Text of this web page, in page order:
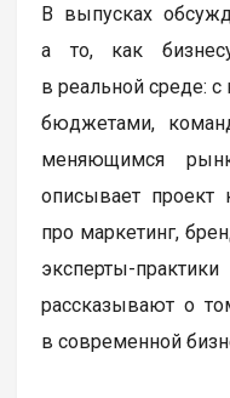
В выпусках
а то, как
в реальной среде:
бюджетами,
меняющимся
описывает проект
про маркетинг,
эксперты-
рассказывают о
в современной